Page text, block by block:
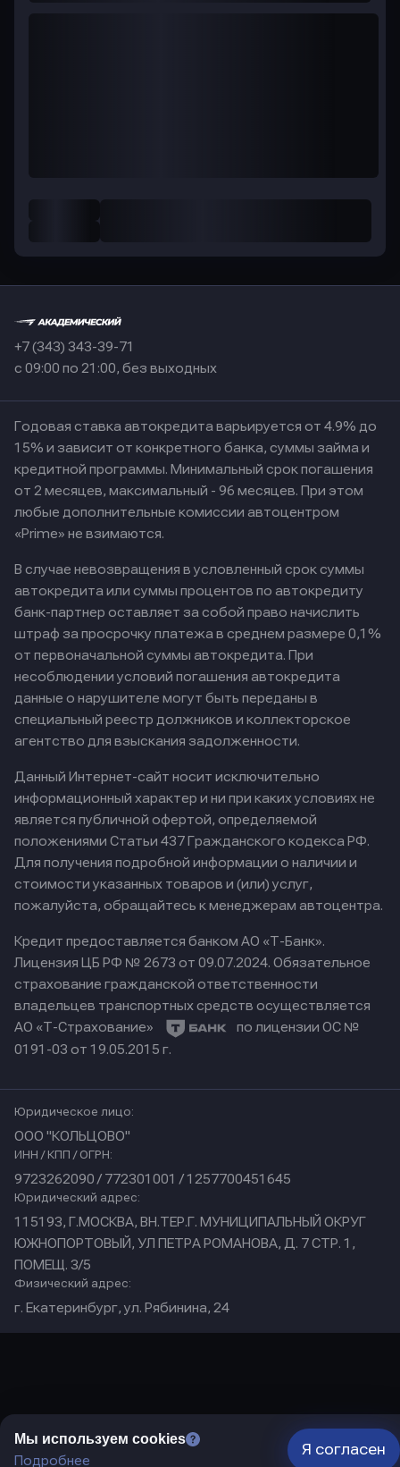
Мы используем cookies
Подробнее
Я согласен
+7 (343) 343-39-71
с 09:00 по 21:00, без выходных
Годовая ставка автокредита варьируется от 4.9% до
15% и зависит от конкретного банка, суммы займа и
кредитной программы. Минимальный срок погашения
от 2 месяцев, максимальный - 96 месяцев. При этом
любые дополнительные комиссии автоцентром
«Prime» не взимаются.
В случае невозвращения в условленный срок суммы
автокредита или суммы процентов по автокредиту
банк-партнер оставляет за собой право начислить
штраф за просрочку платежа в среднем размере 0,1%
от первоначальной суммы автокредита. При
несоблюдении условий погашения автокредита
данные о нарушителе могут быть переданы в
специальный реестр должников и коллекторское
агентство для взыскания задолженности.
Данный Интернет-сайт носит исключительно
информационный характер и ни при каких условиях не
является публичной офертой, определяемой
положениями Статьи 437 Гражданского кодекса РФ.
Для получения подробной информации о наличии и
стоимости указанных товаров и (или) услуг,
пожалуйста, обращайтесь к менеджерам автоцентра.
Кредит предоставляется банком АО «Т-Банк».
Лицензия ЦБ РФ № 2673 от 09.07.2024. Обязательное
страхование гражданской ответственности
владельцев транспортных средств осуществляется
АО «Т-Страхование»
по лицензии ОС №
0191-03 от 19.05.2015 г.
Юридическое лицо:
ООО "КОЛЬЦОВО"
ИНН / КПП / ОГРН:
9723262090 / 772301001 / 1257700451645
Юридический адрес:
115193, Г.МОСКВА, ВН.ТЕР.Г. МУНИЦИПАЛЬНЫЙ ОКРУГ
ЮЖНОПОРТОВЫЙ, УЛ ПЕТРА РОМАНОВА, Д. 7 СТР. 1,
ПОМЕЩ. 3/5
Физический адрес:
г. Екатеринбург, ул. Рябинина, 24